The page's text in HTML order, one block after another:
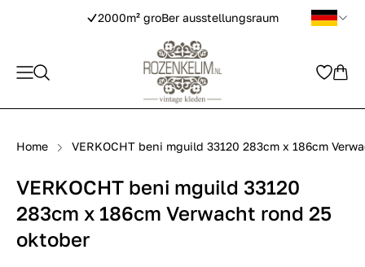
2000m² groBer ausstellungsraum
Home VERKOCHT beni mguild 33120 283cm x 186cm
VERKOCHT beni mguild 33120
283cm x 186cm Verwacht rond 25
oktober